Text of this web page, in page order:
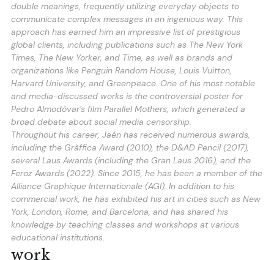
double meanings, frequently utilizing everyday objects to
communicate complex messages in an ingenious way. This
approach has earned him an impressive list of prestigious
global clients, including publications such as The New York
Times, The New Yorker, and Time, as well as brands and
organizations like Penguin Random House, Louis Vuitton,
Harvard University, and Greenpeace. One of his most notable
and media-discussed works is the controversial poster for
Pedro Almodóvar's film Parallel Mothers, which generated a
broad debate about social media censorship.
Throughout his career, Jaén has received numerous awards,
including the Gràffica Award (2010), the D&AD Pencil (2017),
several Laus Awards (including the Gran Laus 2016), and the
Feroz Awards (2022). Since 2015, he has been a member of the
Alliance Graphique Internationale (AGI). In addition to his
commercial work, he has exhibited his art in cities such as New
York, London, Rome, and Barcelona, and has shared his
knowledge by teaching classes and workshops at various
educational institutions.
work